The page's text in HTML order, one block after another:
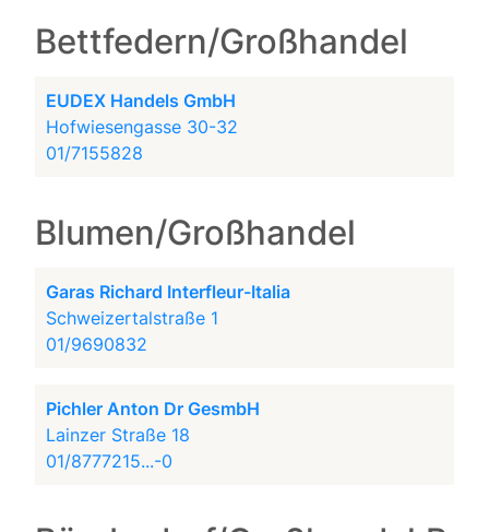
Bettfedern/Großhandel
EUDEX Handels GmbH
Hofwiesengasse 30-32
01/7155828
Blumen/Großhandel
Garas Richard Interfleur-Italia
Schweizertalstraße 1
01/9690832
Pichler Anton Dr GesmbH
Lainzer Straße 18
01/8777215...-0